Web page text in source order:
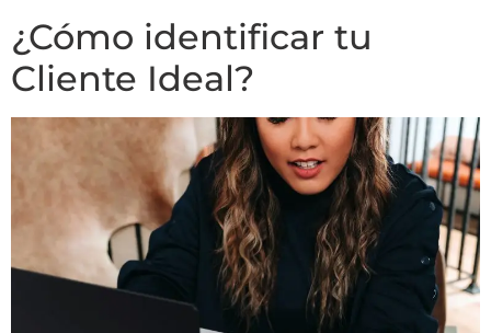
¿Cómo identificar tu
Cliente Ideal?